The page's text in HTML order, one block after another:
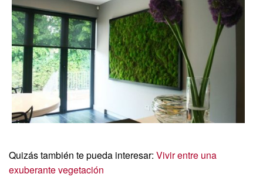
Quizás también te pueda interesar: Vivir entre una
exuberante vegetación